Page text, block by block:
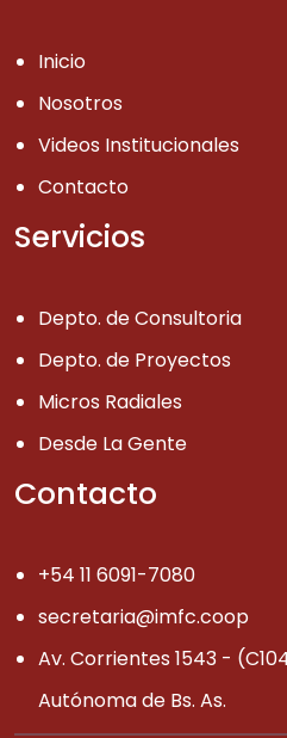
Inicio
Nosotros
Videos Institucionales
Contacto
Servicios
Depto. de Consultoria
Depto. de Proyectos
Micros Radiales
Desde La Gente
Contacto
+54 11 6091-7080
secretaria@imfc.coop
Av. Corrientes 1543 -
Autónoma de Bs. As.